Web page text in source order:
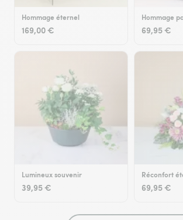
Hommage éternel
169,00 €
Hommage
69,95 €
Lumineux souvenir
39,95 €
Réconfort
69,95 €